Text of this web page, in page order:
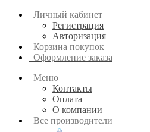
Личный кабинет
Регистрация
Авторизация
Корзина покупок
Оформление заказа
Меню
Контакты
Оплата
О компании
Все производители